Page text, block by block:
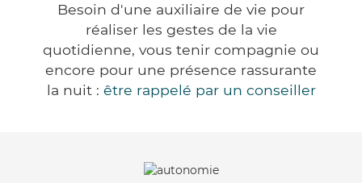
Besoin d'une auxiliaire de vie pour
réaliser les gestes de la vie
quotidienne, vous tenir compagnie ou
encore pour une présence rassurante
la nuit : être rappelé par un conseiller